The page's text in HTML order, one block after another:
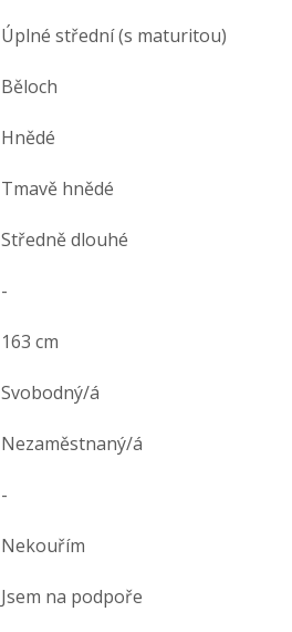
Úplné střední (s maturitou)
Běloch
Hnědé
Tmavě hnědé
Středně dlouhé
-
163 cm
Svobodný/á
Nezaměstnaný/á
-
Nekouřím
Jsem na podpoře